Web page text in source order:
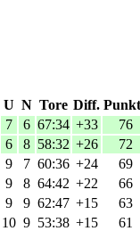
U N Tore Diff.
7 6 67:34 +33
76
6 8 58:32 +26
72
9 7 60:36 +24
69
9 8 64:42 +22
66
9 9 62:47 +15
63
10 9 53:38 +15
61